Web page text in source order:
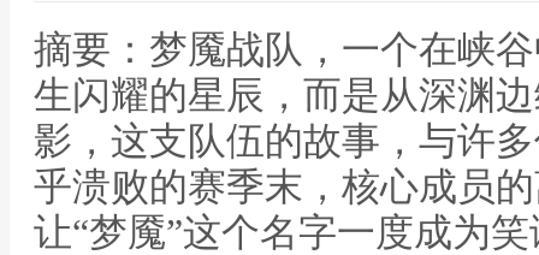
摘要：梦魇战队，一个在峡
生闪耀的星辰，而是从深渊
影，这支队伍的故事，与许
乎溃败的赛季末，核心成员
让“梦魇”这个名字一度成为